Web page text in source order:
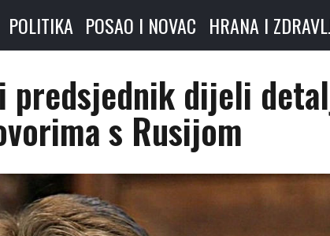
POLITIKA POSAO I NOVAC HRANA I
predsjednik dijeli
s Rusijom